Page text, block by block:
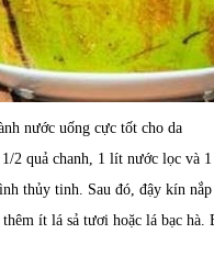
nước uống cực tốt cho da
2 quả chanh, 1 lít nước lọc và
thủy tinh. Sau đó, đậy kín
ít lá sả tươi hoặc lá bạc hà.